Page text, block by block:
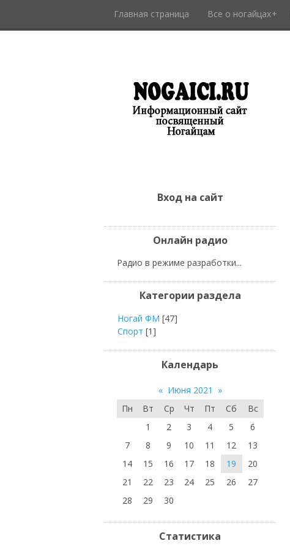
Главная страница Все о ногайцах
Вход на сайт
Онлайн радио
Радио в режиме разработки...
Категории раздела
Ногай ФМ [47]
Спорт [1]
Календарь
« Июня 2021
»
Пн
Вт Ср Чт Пт Сб
Вс
1
2 3 4 5
6
7
8 9 10 11 12
13
14
15 16 17 18 19
20
21
22 23 24 25 26
27
28
29 30
Статистика